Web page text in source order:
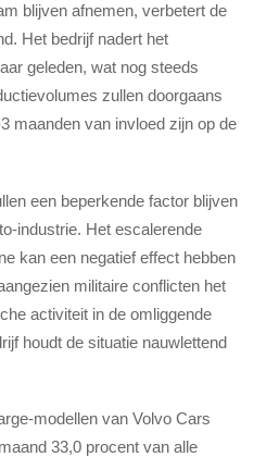
blijven afnemen, verbetert de
Het bedrijf nadert het
geleden, wat nog steeds
zullen doorgaans
maanden van invloed zijn op de
een beperkende factor blijven
industrie. Het escalerende
kan een negatief effect hebben
militaire conflicten het
activiteit in de omliggende
houdt de situatie nauwlettend
modellen van Volvo Cars
33,0 procent van alle